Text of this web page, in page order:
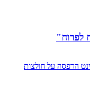
לפרוח"